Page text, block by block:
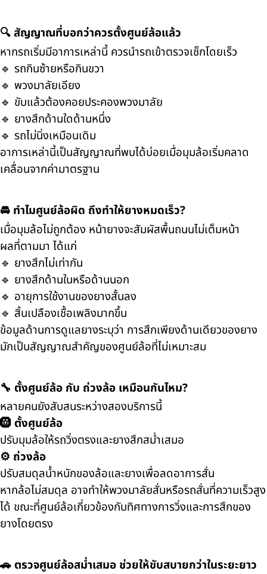
🔍 สัญญาณที่บอกว่าควรตั้งศูนย์ล้อแล้ว
หากรถเริ่มมีอาการเหล่านี้ ควรนำรถเข้าตรวจเช็กโดยเร็ว
🔹 รถกินซ้ายหรือกินขวา
🔹 พวงมาลัยเอียง
🔹 ขับแล้วต้องคอยประคองพวงมาลัย
🔹 ยางสึกด้านใดด้านหนึ่ง
🔹 รถไม่นิ่งเหมือนเดิม
อาการเหล่านี้เป็นสัญญาณที่พบได้บ่อยเมื่อมุมล้อเริ่มคลาด
เคลื่อนจากค่ามาตรฐาน
🚘 ทำไมศูนย์ล้อผิด ถึงทำให้ยางหมดเร็ว?
เมื่อมุมล้อไม่ถูกต้อง หน้ายางจะสัมผัสพื้นถนนไม่เต็มหน้า
ผลที่ตามมา ได้แก่
🔹 ยางสึกไม่เท่ากัน
🔹 ยางสึกด้านในหรือด้านนอก
🔹 อายุการใช้งานของยางสั้นลง
🔹 สิ้นเปลืองเชื้อเพลิงมากขึ้น
ข้อมูลด้านการดูแลยางระบุว่า การสึกเพียงด้านเดียวของยาง
มักเป็นสัญญาณสำคัญของศูนย์ล้อที่ไม่เหมาะสม
🔧 ตั้งศูนย์ล้อ กับ ถ่วงล้อ เหมือนกันไหม?
หลายคนยังสับสนระหว่างสองบริการนี้
🛞 ตั้งศูนย์ล้อ
ปรับมุมล้อให้รถวิ่งตรงและยางสึกสม่ำเสมอ
⚙️ ถ่วงล้อ
ปรับสมดุลน้ำหนักของล้อและยางเพื่อลดอาการสั่น
หากล้อไม่สมดุล อาจทำให้พวงมาลัยสั่นหรือรถสั่นที่ความเร็วสูง
ได้ ขณะที่ศูนย์ล้อเกี่ยวข้องกับทิศทางการวิ่งและการสึกของ
ยางโดยตรง
🚗 ตรวจศูนย์ล้อสม่ำเสมอ ช่วยให้ขับสบายกว่าในระยะยาว